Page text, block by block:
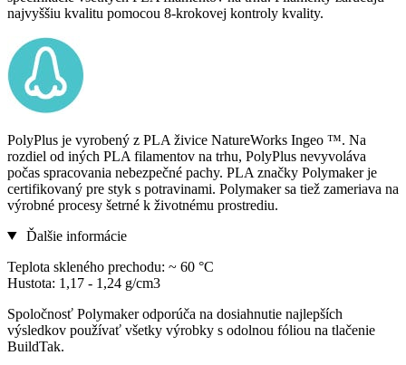
najvyššiu kvalitu pomocou 8-krokovej kontroly kvality.
PolyPlus je vyrobený z PLA živice NatureWorks Ingeo ™. Na
rozdiel od iných PLA filamentov na trhu, PolyPlus nevyvoláva
počas spracovania nebezpečné pachy. PLA značky Polymaker je
certifikovaný pre styk s potravinami. Polymaker sa tiež zameriava na
výrobné procesy šetrné k životnému prostrediu.
Ďalšie informácie
Teplota skleného prechodu: ~ 60 °C
Hustota: 1,17 - 1,24 g/cm3
Spoločnosť Polymaker odporúča na dosiahnutie najlepších
výsledkov používať všetky výrobky s odolnou fóliou na tlačenie
BuildTak.